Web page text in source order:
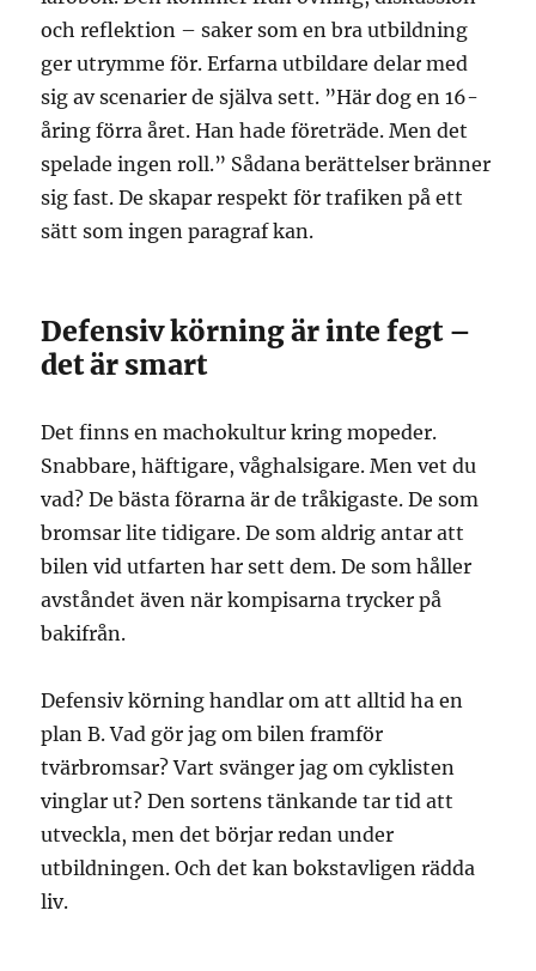
och reflektion – saker som en bra utbildning
ger utrymme för. Erfarna utbildare delar med
sig av scenarier de själva sett. ”Här dog en 16-
åring förra året. Han hade företräde. Men det
spelade ingen roll.” Sådana berättelser bränner
sig fast. De skapar respekt för trafiken på ett
sätt som ingen paragraf kan.
Defensiv körning är inte fegt –
det är smart
Det finns en machokultur kring mopeder.
Snabbare, häftigare, våghalsigare. Men vet du
vad? De bästa förarna är de tråkigaste. De som
bromsar lite tidigare. De som aldrig antar att
bilen vid utfarten har sett dem. De som håller
avståndet även när kompisarna trycker på
bakifrån.
Defensiv körning handlar om att alltid ha en
plan B. Vad gör jag om bilen framför
tvärbromsar? Vart svänger jag om cyklisten
vinglar ut? Den sortens tänkande tar tid att
utveckla, men det börjar redan under
utbildningen. Och det kan bokstavligen rädda
liv.